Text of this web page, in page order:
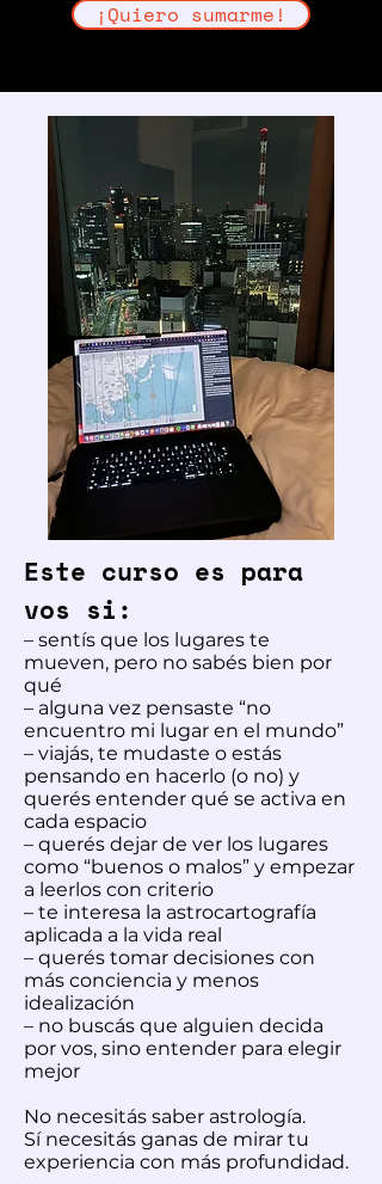
¡Quiero sumarme!
Este curso es para
vos si:
– sentís que los lugares te
mueven, pero no sabés bien por
qué
– alguna vez pensaste “no
encuentro mi lugar en el mundo”
– viajás, te mudaste o estás
pensando en hacerlo (o no) y
querés entender qué se activa en
cada espacio
– querés dejar de ver los lugares
como “buenos o malos” y empezar
a leerlos con criterio
– te interesa la astrocartografía
aplicada a la vida real
– querés tomar decisiones con
más conciencia y menos
idealización
– no buscás que alguien decida
por vos, sino entender para elegir
mejor
No necesitás saber astrología.
Sí necesitás ganas de mirar tu
experiencia con más profundidad.